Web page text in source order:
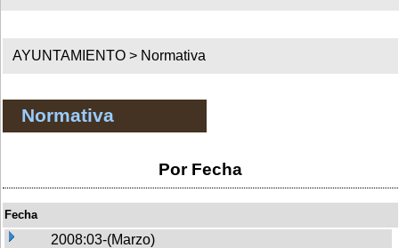
AYUNTAMIENTO > Normativa
Normativa
Por Fecha
Fecha
2008:03-(Marzo)